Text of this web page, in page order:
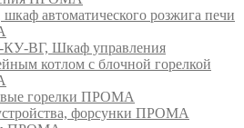
автоматического розжига печи
ВГ, Шкаф управления
котлом с блочной горелкой
горелки ПРОМА
форсунки ПРОМА